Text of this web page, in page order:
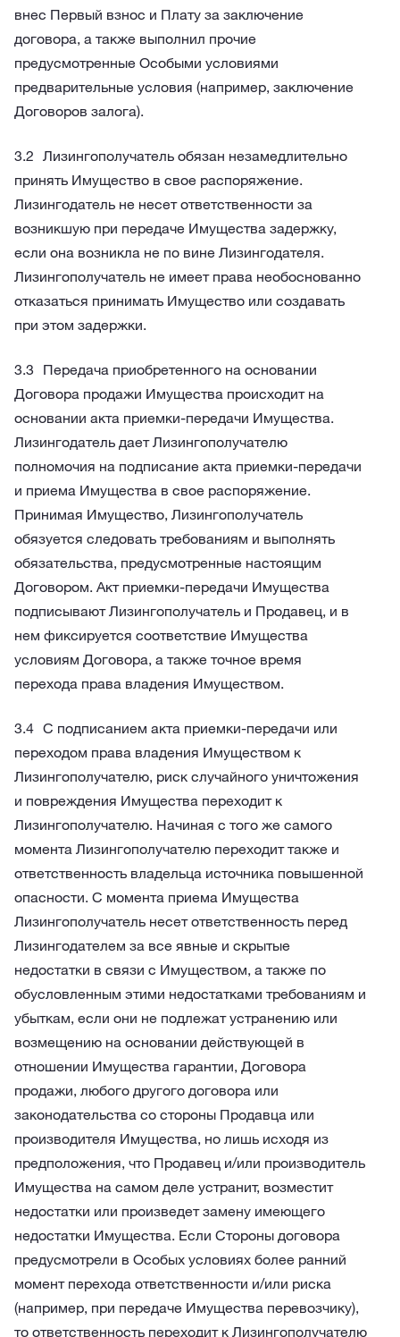
внес Первый взнос и Плату за заключение
договора, а также выполнил прочие
предусмотренные Особыми условиями
предварительные условия (например, заключение
Договоров залога).
Лизингополучатель обязан незамедлительно
принять Имущество в свое распоряжение.
Лизингодатель не несет ответственности за
возникшую при передаче Имущества задержку,
если она возникла не по вине Лизингодателя.
Лизингополучатель не имеет права необоснованно
отказаться принимать Имущество или создавать
при этом задержки.
Передача приобретенного на основании
Договора продажи Имущества происходит на
основании акта приемки-передачи Имущества.
Лизингодатель дает Лизингополучателю
полномочия на подписание акта приемки-передачи
и приема Имущества в свое распоряжение.
Принимая Имущество, Лизингополучатель
обязуется следовать требованиям и выполнять
обязательства, предусмотренные настоящим
Договором. Акт приемки-передачи Имущества
подписывают Лизингополучатель и Продавец, и в
нем фиксируется соответствие Имущества
условиям Договора, а также точное время
перехода права владения Имуществом.
С подписанием акта приемки-передачи или
переходом права владения Имуществом к
Лизингополучателю, риск случайного уничтожения
и повреждения Имущества переходит к
Лизингополучателю. Начиная с того же самого
момента Лизингополучателю переходит также и
ответственность владельца источника повышенной
опасности. С момента приема Имущества
Лизингополучатель несет ответственность перед
Лизингодателем за все явные и скрытые
недостатки в связи с Имуществом, а также по
обусловленным этими недостатками требованиям и
убыткам, если они не подлежат устранению или
возмещению на основании действующей в
отношении Имущества гарантии, Договора
продажи, любого другого договора или
законодательства со стороны Продавца или
производителя Имущества, но лишь исходя из
предположения, что Продавец и/или производитель
Имущества на самом деле устранит, возместит
недостатки или произведет замену имеющего
недостатки Имущества. Если Стороны договора
предусмотрели в Особых условиях более ранний
момент перехода ответственности и/или риска
(например, при передаче Имущества перевозчику),
то ответственность переходит к Лизингополучателю